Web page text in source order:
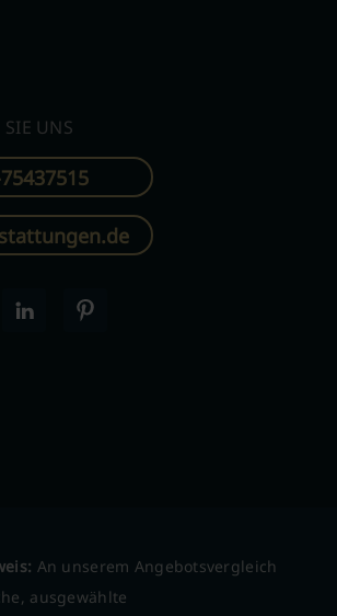
SIE UNS
An unserem Angebotsvergleich
ausgewählte